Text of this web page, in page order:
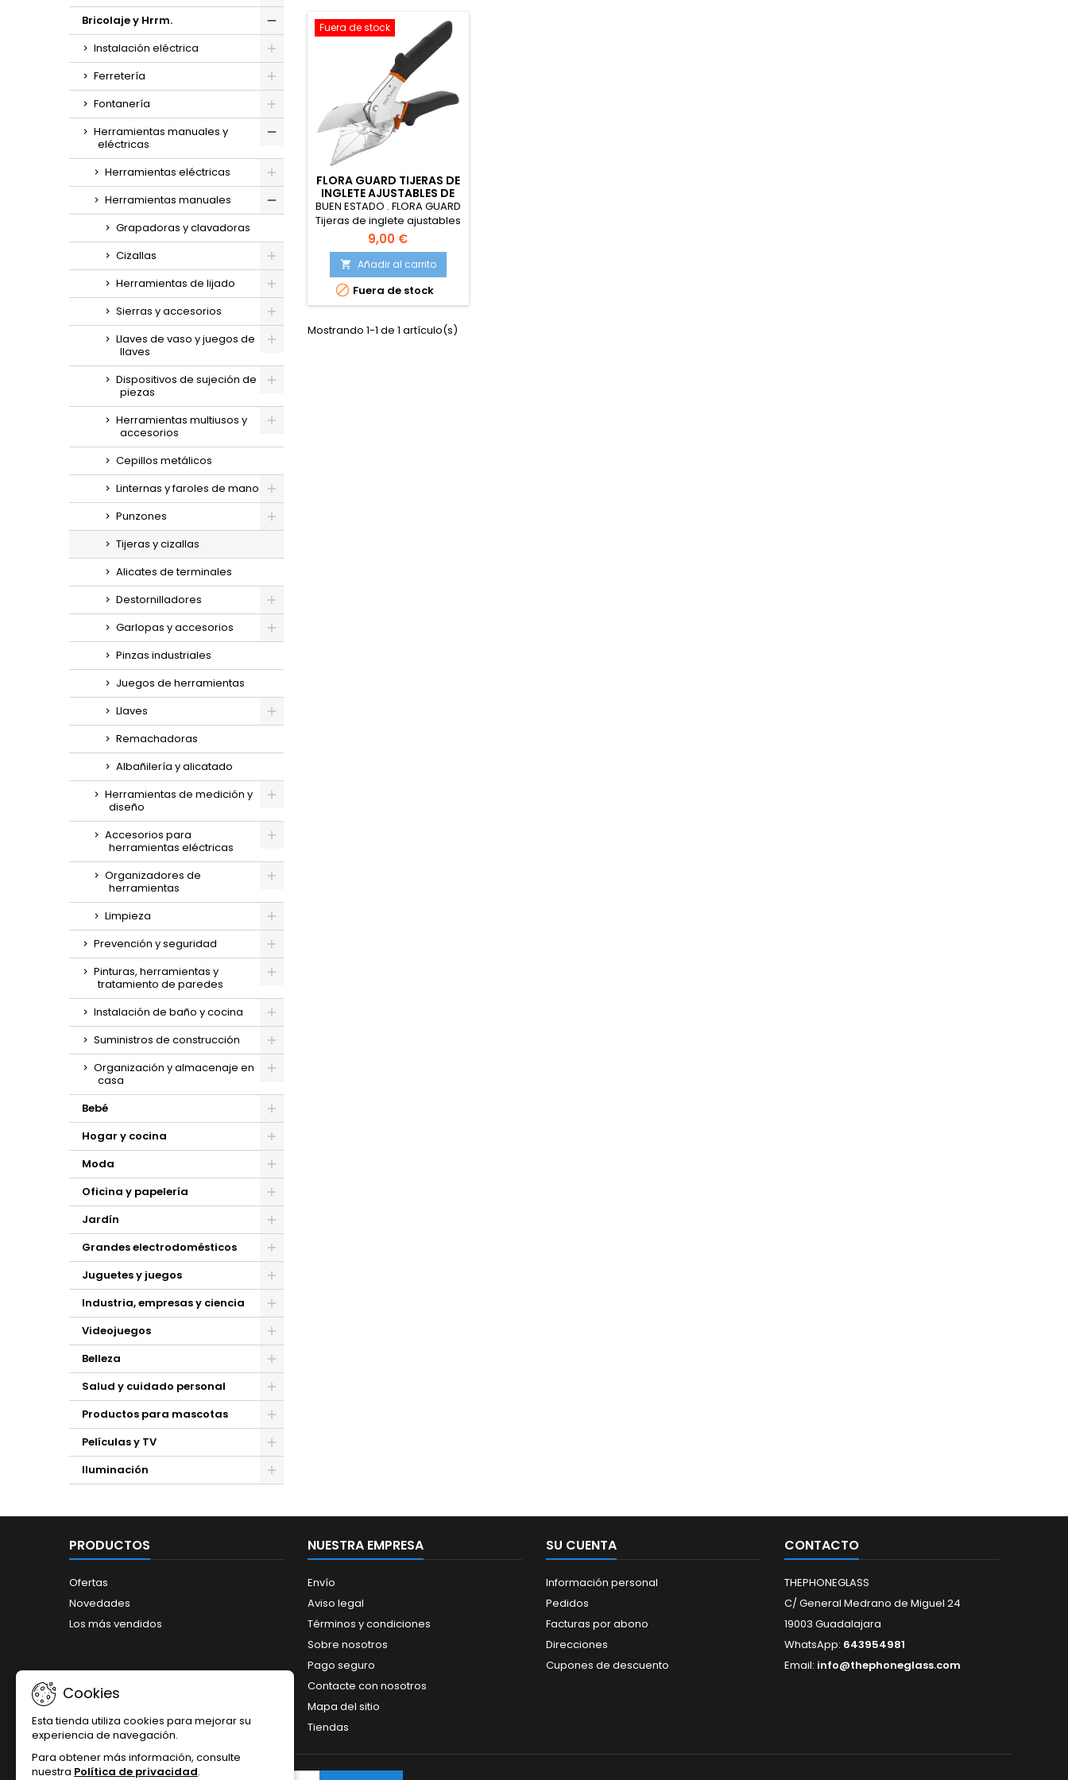
Bricolaje y Hrrm.
Instalación eléctrica
Ferretería
Fontanería
Herramientas manuales y
eléctricas
Herramientas eléctricas
Herramientas manuales
Grapadoras y clavadoras
Cizallas
Herramientas de lijado
Sierras y accesorios
Llaves de vaso y juegos de
llaves
Dispositivos de sujeción de
piezas
Herramientas multiusos y
accesorios
Cepillos metálicos
Linternas y faroles de mano
Punzones
Tijeras y cizallas
Alicates de terminales
Destornilladores
Garlopas y accesorios
Pinzas industriales
Juegos de herramientas
Llaves
Remachadoras
Albañilería y alicatado
Herramientas de medición y
diseño
Accesorios para
herramientas eléctricas
Organizadores de
herramientas
Limpieza
Prevención y seguridad
Pinturas, herramientas y
tratamiento de paredes
Instalación de baño y cocina
Suministros de construcción
Organización y almacenaje en
casa
Bebé
Hogar y cocina
Moda
Oficina y papelería
Jardín
Grandes electrodomésticos
Juguetes y juegos
Industria, empresas y ciencia
Videojuegos
Belleza
Salud y cuidado personal
Productos para mascotas
Películas y TV
Iluminación
Fuera de stock
FLORA GUARD TIJERAS DE
INGLETE AJUSTABLES DE
45 A 135 GRADOS
BUEN ESTADO . FLORA GUARD
Tijeras de inglete ajustables
de 45 a 135 grados,
herramientas manuales
para cortar madera
blanda, plástico, PVC y más
9,00 €
 Añadir al carrito
 Fuera de stock
Mostrando 1-1 de 1 artículo(s)
PRODUCTOS
Ofertas
Novedades
Los más vendidos
NUESTRA EMPRESA
Envío
Aviso legal
Términos y condiciones
Sobre nosotros
Pago seguro
Contacte con nosotros
Mapa del sitio
Tiendas
SU CUENTA
Información personal
Pedidos
Facturas por abono
Direcciones
Cupones de descuento
CONTACTO
THEPHONEGLASS
C/ General Medrano de Miguel 24
19003 Guadalajara
WhatsApp: 643954981
Email: info@thephoneglass.com
Cookies
Esta tienda utiliza cookies para mejorar su
experiencia de navegación.
Para obtener más información, consulte
nuestra Política de privacidad.